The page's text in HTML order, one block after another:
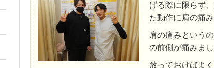
げる際に限らず
た動作に肩の痛
肩の痛みという
の前側が痛みまし
放っておけばよ